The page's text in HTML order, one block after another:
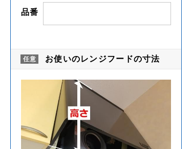
品番
お使いのレンジフードの寸法